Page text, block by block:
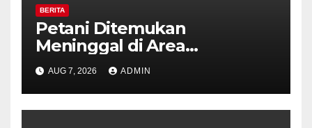
BERITA
Petani Ditemukan
Meninggal di Area
Persawahan Kalibeji, Polisi
Pastikan Tidak Ada Tanda
Kekerasan
AUG 7, 2026 ADMIN